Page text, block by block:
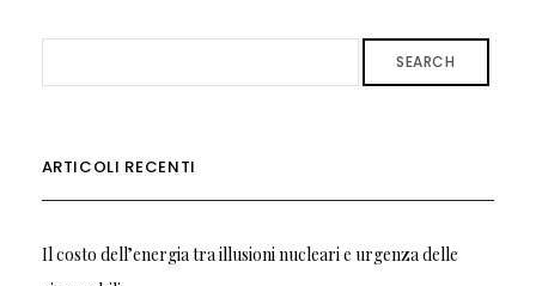
SEARCH
ARTICOLI RECENTI
Il costo dell’energia tra illusioni nucleari e urgenza delle